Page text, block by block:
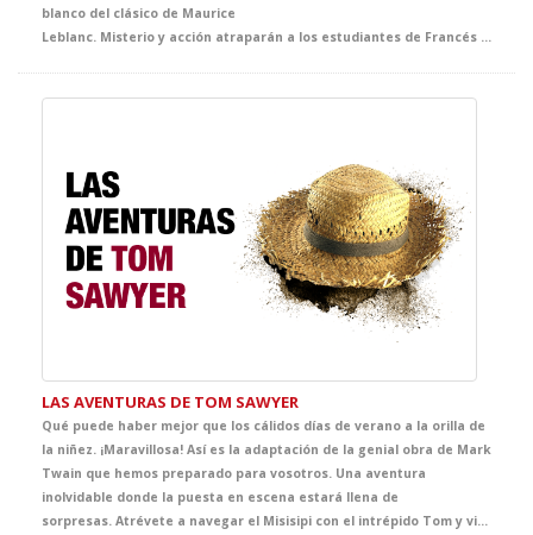
blanco del clásico de Maurice
Leblanc. Misterio y acción atraparán a los estudiantes de Francés desde el primer momento hasta el final.
LAS AVENTURAS DE TOM SAWYER
Qué puede haber mejor que los cálidos días de verano a la orilla de
la niñez. ¡Maravillosa! Así es la adaptación de la genial obra de Mark
Twain que hemos preparado para vosotros. Una aventura
inolvidable donde la puesta en escena estará llena de
sorpresas. Atrévete a navegar el Misisipi con el intrépido Tom y vivirás junto a tus alumnas y alumnos experiencias irrepetibles en el teatro.